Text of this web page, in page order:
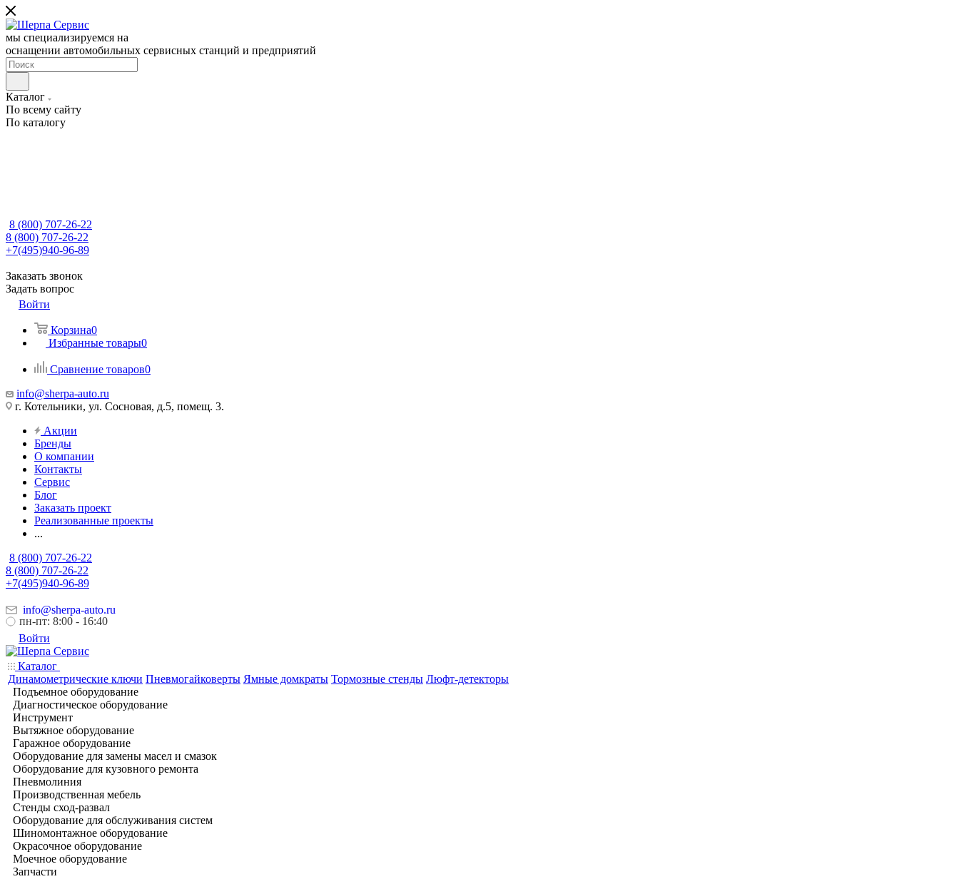
мы специализируемся на
оснащении автомобильных сервисных станций и предприятий
Каталог
По всему сайту
По каталогу
8 (800) 707-26-22
8 (800) 707-26-22
+7(495)940-96-89
Заказать звонок
Задать вопрос
Войти
Корзина0
Избранные товары0
Сравнение товаров0
info@sherpa-auto.ru
г. Котельники, ул. Сосновая, д.5, помещ. 3.
Акции
Бренды
О компании
Контакты
Сервис
Блог
Заказать проект
Реализованные проекты
...
8 (800) 707-26-22
8 (800) 707-26-22
+7(495)940-96-89
info@sherpa-auto.ru
пн-пт: 8:00 - 16:40
Войти
Каталог
Динамометрические ключи Пневмогайковерты Ямные домкраты Тормозные стенды Люфт-детекторы
Подъемное оборудование
Диагностическое оборудование
Инструмент
Вытяжное оборудование
Гаражное оборудование
Оборудование для замены масел и смазок
Оборудование для кузовного ремонта
Пневмолиния
Производственная мебель
Стенды сход-развал
Оборудование для обслуживания систем
Шиномонтажное оборудование
Окрасочное оборудование
Моечное оборудование
Запчасти